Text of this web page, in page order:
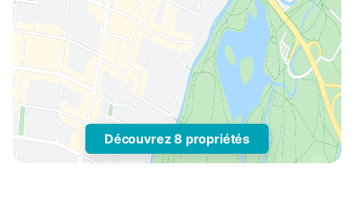
Découvrez 8 propriétés